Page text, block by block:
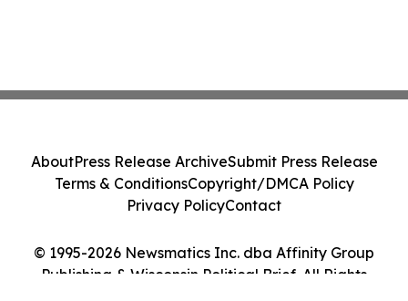
© 1995-2026 Newsmatics Inc. dba Affinity Group
Publishing & Wisconsin Political Brief. All Rights
AboutPress Release ArchiveSubmit Press Release
Terms & ConditionsCopyright/DMCA Policy
Privacy PolicyContact